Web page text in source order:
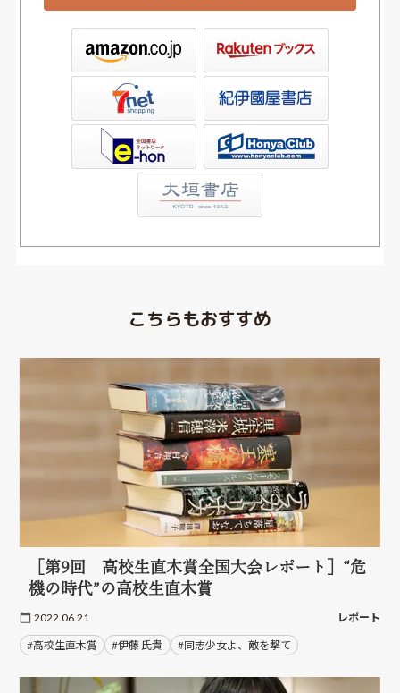
書店ウェブストア
こちらもおすすめ
［第9回 高校生直木賞全国大会レポート］“危
機の時代”の高校生直木賞
2022.06.21 レポート
#高校生直木賞 #伊藤 氏貴 #同志少女よ、敵を撃て